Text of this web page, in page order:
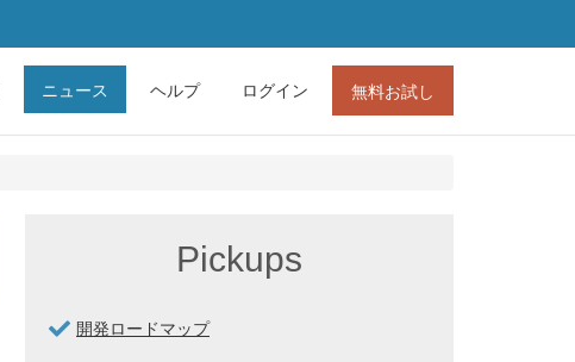
ニュース ヘルプ ログイン 無料お試し
Pickups
開発ロードマップ